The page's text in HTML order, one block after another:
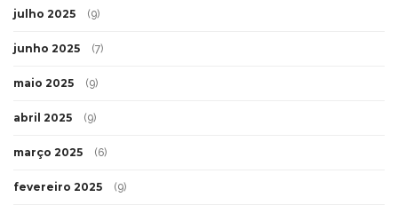
julho 2025 (9)
junho 2025 (7)
maio 2025 (9)
abril 2025 (9)
março 2025 (6)
fevereiro 2025 (9)